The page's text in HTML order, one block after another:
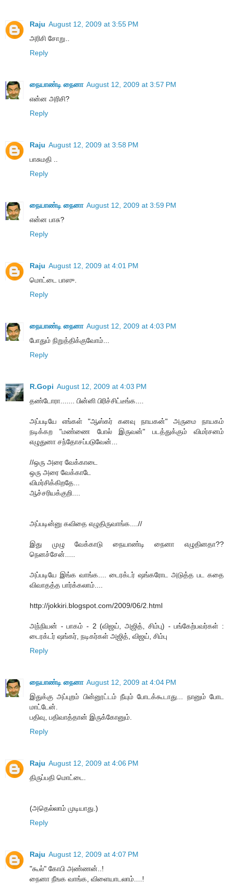
Raju August 12, 2009 at 3:55 PM
அரிசி சோறு..
Reply
நையாண்டி நைனா August 12, 2009 at 3:57 PM
என்ன அரிசி?
Reply
Raju August 12, 2009 at 3:58 PM
பாசுமதி ..
Reply
நையாண்டி நைனா August 12, 2009 at 3:59 PM
என்ன பாசு?
Reply
Raju August 12, 2009 at 4:01 PM
மொட்டை பாஸு.
Reply
நையாண்டி நைனா August 12, 2009 at 4:03 PM
போதும் நிறுத்திக்குவோம்...
Reply
R.Gopi August 12, 2009 at 4:03 PM
தண்டோரா....... பின்னி பிரிச்சிட்டீங்க....
அப்படியே எங்கள் "ஆஸ்கர் கனவு நாயகன்" அருமை நாயகம்
நடிக்கற "மண்ணை போல் இருவன்" படத்துக்கும் விமர்சனம்
எழுதுனா சந்தோசப்படுவேன்...
//ஒரு அரை வேக்காடை
ஒரு அரை வேக்காடே
விமர்சிக்கிறதே...
ஆச்சரியக்குறி....
அப்படின்னு கவிதை எழுதிருவாங்க....//
இது முழு வேக்காடு நையாண்டி நைனா எழுதின‌தா??
நென‌ச்சேன்.....
அப்படியே இங்க வாங்க.... டைரக்டர் ஷங்கரோட அடுத்த பட கதை
விவாதத்த பார்க்கலாம்....
http://jokkiri.blogspot.com/2009/06/2.html
அந்நியன் - பாகம் - 2 (விஜய், அஜித், சிம்பு) - பங்கேற்பவர்கள் :
டைரக்டர் ஷங்கர், நடிகர்கள் அஜித், விஜய், சிம்பு
Reply
நையாண்டி நைனா August 12, 2009 at 4:04 PM
இதுக்கு அப்புறம் பின்னூட்டம் நீயும் போடக்கூடாது... நானும் போட
மாட்டேன்.
பதிவு, பதிவாத்தான் இருக்கோனும்.
Reply
Raju August 12, 2009 at 4:06 PM
திருப்பதி மொட்டை.
(அதெல்லாம் முடியாது.)
Reply
Raju August 12, 2009 at 4:07 PM
"கூல்" கோபி அண்ணன்..!
நைனா நீஙக வாங்க, விளையாடலாம்....!